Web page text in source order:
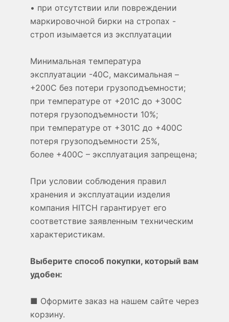
• при отсутствии или повреждении
маркировочной бирки на стропах -
строп изымается из эксплуатации
Минимальная температура
эксплуатации -40С, максимальная –
+200С без потери грузоподъемности;
при температуре от +201С до +300С
потеря грузоподъемности 10%;
при температуре от +301С до +400С
потеря грузоподъемности 25%,
более +400С – эксплуатация запрещена;
При условии соблюдения правил
хранения и эксплуатации изделия
компания HITCH гарантирует его
соответствие заявленным техническим
характеристикам.
Выберите способ покупки, который вам
удобен:
■ Оформите заказ на нашем сайте через
корзину.